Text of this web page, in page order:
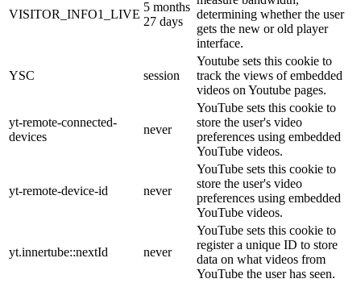
VISITOR_INFO1_LIVE
5 months
27 days
determining whether the user
gets the new or old player
interface.
YSC session
Youtube sets this cookie to
track the views of embedded
videos on Youtube pages.
yt-remote-connected-
devices
never
YouTube sets this cookie to
store the user's video
preferences using embedded
YouTube videos.
yt-remote-device-id never
YouTube sets this cookie to
store the user's video
preferences using embedded
YouTube videos.
yt.innertube::nextId never
YouTube sets this cookie to
register a unique ID to store
data on what videos from
YouTube the user has seen.